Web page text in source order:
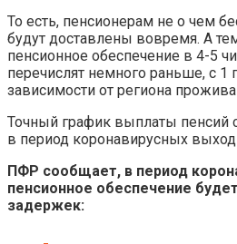
То есть, пенсионерам не о чем
будут доставлены вовремя. А
пенсионное обеспечение в 4-5
перечислят немного раньше, с 1
зависимости от региона
Точный график выплаты пенсий
в период коронавирусных
ПФР сообщает, в период
пенсионное обеспечение
задержек: